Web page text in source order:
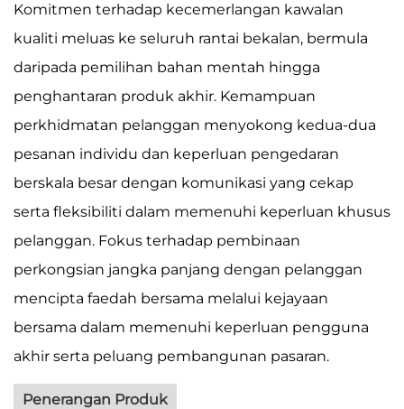
Komitmen terhadap kecemerlangan kawalan
kualiti meluas ke seluruh rantai bekalan, bermula
daripada pemilihan bahan mentah hingga
penghantaran produk akhir. Kemampuan
perkhidmatan pelanggan menyokong kedua-dua
pesanan individu dan keperluan pengedaran
berskala besar dengan komunikasi yang cekap
serta fleksibiliti dalam memenuhi keperluan khusus
pelanggan. Fokus terhadap pembinaan
perkongsian jangka panjang dengan pelanggan
mencipta faedah bersama melalui kejayaan
bersama dalam memenuhi keperluan pengguna
akhir serta peluang pembangunan pasaran.
Penerangan Produk